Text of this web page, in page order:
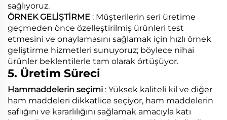
sağlıyoruz.
ÖRNEK GELİŞTİRME : Müşterilerin seri üretime
geçmeden önce özelleştirilmiş ürünleri test
etmesini ve onaylamasını sağlamak için hızlı örnek
geliştirme hizmetleri sunuyoruz; böylece nihai
ürünler beklentilerle tam olarak örtüşüyor.
5. Üretim Süreci
Hammaddelerin seçimi : Yüksek kaliteli kil ve diğer
ham maddeleri dikkatlice seçiyor, ham maddelerin
saflığını ve kararlılığını sağlamak amacıyla katı